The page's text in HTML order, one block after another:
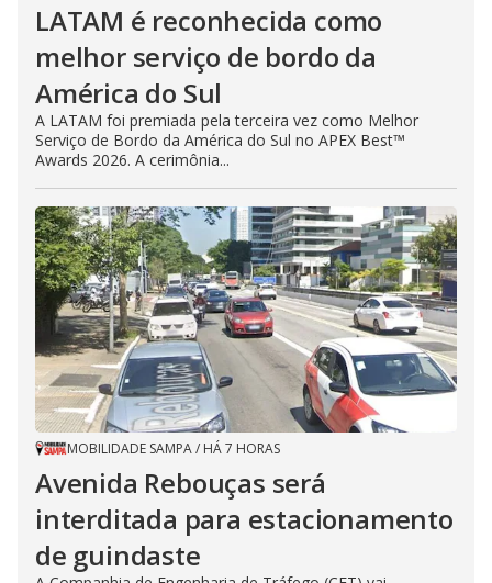
LATAM é reconhecida como
melhor serviço de bordo da
América do Sul
A LATAM foi premiada pela terceira vez como Melhor
Serviço de Bordo da América do Sul no APEX Best™
Awards 2026. A cerimônia...
MOBILIDADE SAMPA/ HÁ 7 HORAS
Avenida Rebouças será
interditada para estacionamento
de guindaste